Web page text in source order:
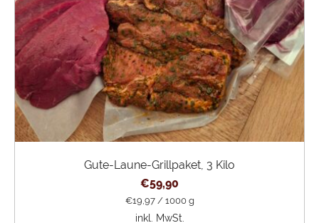
Gute-Laune-Grillpaket, 3 Kilo
€59,90
€19,97/ 1000 g
inkl. MwSt.